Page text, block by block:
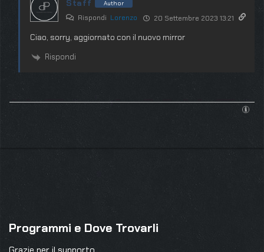
Staff Author
Rispondi Lorenzo 20 Settembre 2023 13:21
Ciao, sorry, aggiornato con il nuovo mirror
Rispondi
Programmi e Dove Trovarli